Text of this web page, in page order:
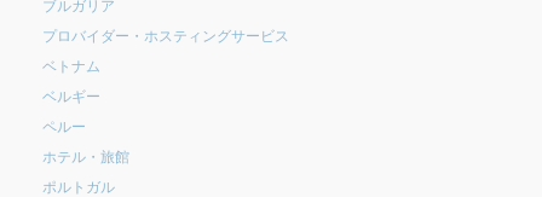
ブルガリア
プロバイダー・ホスティングサービス
ベトナム
ベルギー
ペルー
ホテル・旅館
ポルトガル